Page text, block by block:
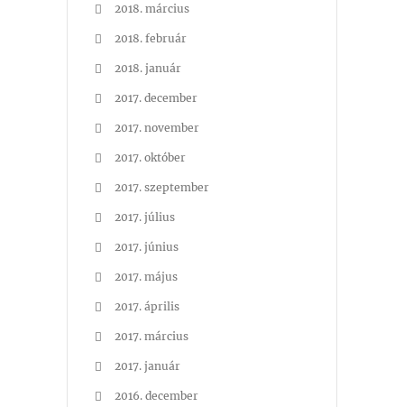
2018. március
2018. február
2018. január
2017. december
2017. november
2017. október
2017. szeptember
2017. július
2017. június
2017. május
2017. április
2017. március
2017. január
2016. december